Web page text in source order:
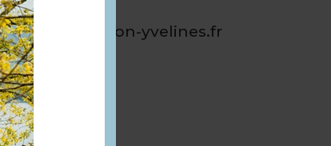
www.destination-yvelines.fr